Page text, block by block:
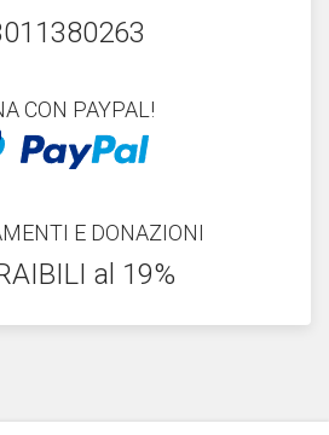
CON PAYPAL!
E DONAZIONI
al 19%